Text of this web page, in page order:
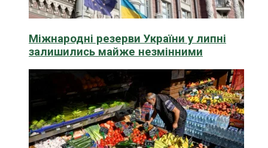
Міжнародні резерви України у липні
залишились майже незмінними